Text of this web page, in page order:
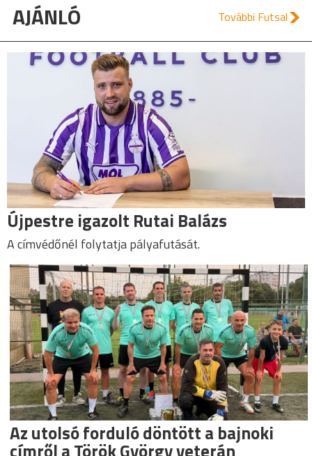
AJÁNLÓ További Futsal
Újpestre igazolt Rutai Balázs
A címvédőnél folytatja pályafutását.
Az utolsó forduló döntött a bajnoki